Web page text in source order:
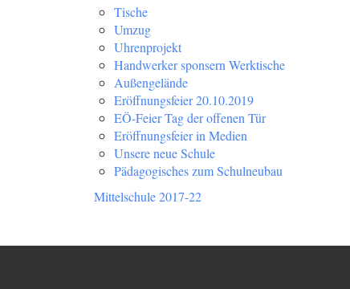
Tische
Umzug
Uhrenprojekt
Handwerker sponsern Werktische
Außengelände
Eröffnungsfeier 20.10.2019
EÖ-Feier Tag der offenen Tür
Eröffnungsfeier in Medien
Unsere neue Schule
Pädagogisches zum Schulneubau
Mittelschule 2017-22